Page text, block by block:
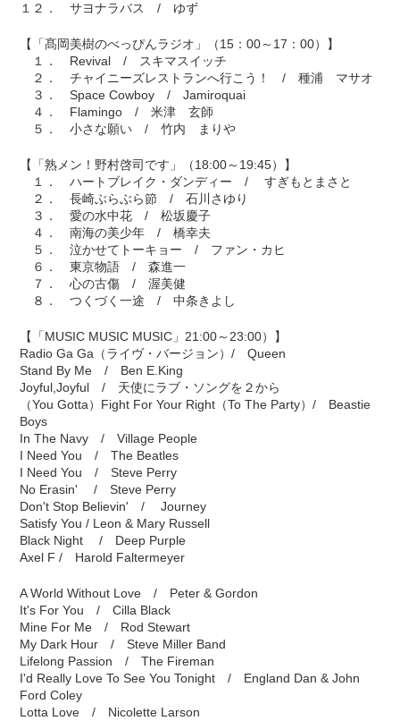
１２． サヨナラバス / ゆず
【「髙岡美樹のべっぴんラジオ」（15：00～17：00）】
１． Revival / スキマスイッチ
２． チャイニーズレストランへ行こう！ / 種浦 マサオ
３． Space Cowboy / Jamiroquai
４． Flamingo / 米津 玄師
５． 小さな願い / 竹内 まりや
【「熟メン！野村啓司です」（18:00～19:45）】
１． ハートブレイク・ダンディー / すぎもとまさと
２． 長崎ぶらぶら節 / 石川さゆり
３． 愛の水中花 / 松坂慶子
４． 南海の美少年 / 橋幸夫
５． 泣かせてトーキョー / ファン・カヒ
６． 東京物語 / 森進一
７． 心の古傷 / 渥美健
８． つくづく一途 / 中条きよし
【「MUSIC MUSIC MUSIC」21:00～23:00）】
Radio Ga Ga（ライヴ・バージョン）/ Queen
Stand By Me / Ben E.King
Joyful,Joyful / 天使にラブ・ソングを２から
（You Gotta）Fight For Your Right（To The Party）/ Beastie
Boys
In The Navy / Village People
I Need You / The Beatles
I Need You / Steve Perry
No Erasin' / Steve Perry
Don't Stop Believin' / Journey
Satisfy You / Leon & Mary Russell
Black Night / Deep Purple
Axel F / Harold Faltermeyer
A World Without Love / Peter & Gordon
It's For You / Cilla Black
Mine For Me / Rod Stewart
My Dark Hour / Steve Miller Band
Lifelong Passion / The Fireman
I'd Really Love To See You Tonight / England Dan & John
Ford Coley
Lotta Love / Nicolette Larson